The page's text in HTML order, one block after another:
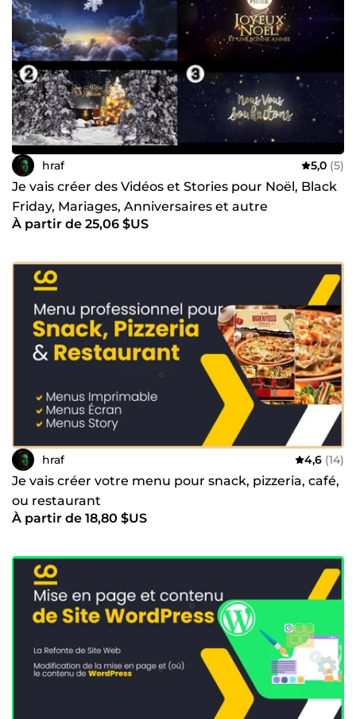
hraf 5,0 (5)
Je vais créer des Vidéos et Stories pour Noël, Black
Friday, Mariages, Anniversaires et autre
À partir de 25,06 $US
hraf 4,6 (14)
Je vais créer votre menu pour snack, pizzeria, café,
ou restaurant
À partir de 18,80 $US